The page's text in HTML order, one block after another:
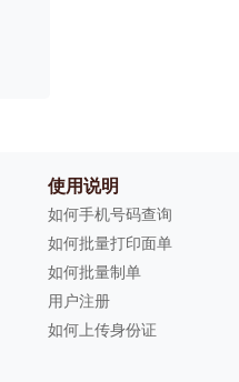
使用说明
如何手机号码查询
如何批量打印面单
如何批量制单
用户注册
如何上传身份证